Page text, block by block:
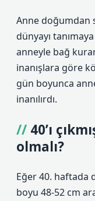
Anne doğumdan
dünyayı
anneyle bağ kurar
inanışlara göre
gün boyunca
inanılırdı.
40’ı
olmalı?
Eğer 40. haftada
boyu 48-52 cm